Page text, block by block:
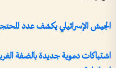
الجيش الإسرائيلي يكشف عدد
اشتباكات دموية جديدة بالضفة